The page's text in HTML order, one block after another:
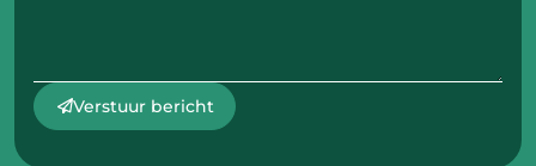
Verstuur bericht